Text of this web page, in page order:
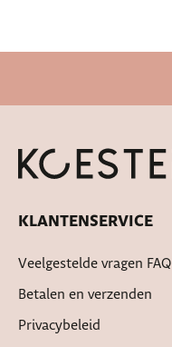
KLANTENSERVICE
Veelgestelde vragen FAQ
Betalen en verzenden
Privacybeleid